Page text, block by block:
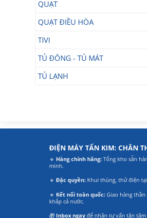
QUẠT
QUẠT ĐIỀU HÒA
TIVI
TỦ ĐÔNG - TỦ MÁT
TỦ LẠNH
1.690.000
1.690.000₫.
1.350.000₫Giá
hiện
ĐIỆN MÁY TẤN KIM: CHÂN
🔹 Hàng chính hãng:Tổng kho sẵn
minh.
🔹 Đặc quyền:Khui thùng, thử điện
🔹 Kết nối toàn quốc:Giao hàng thần
khắp cả nước.
🎁 Inbox ngayđể nhận tư vấn tận tâm